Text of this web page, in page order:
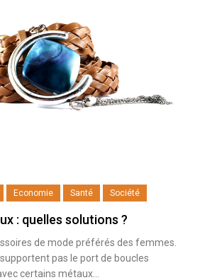
Economie Santé Société
: quelles solutions ?
de mode préférés des femmes.
pas le port de boucles
certains métaux…